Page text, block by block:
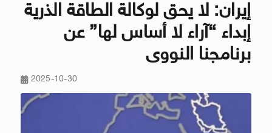
إيران: لا يحق لوكالة الطاقة الذرية
إبداء “آراء لا أساس لها” عن
برنامجنا النووى
2025-10-30